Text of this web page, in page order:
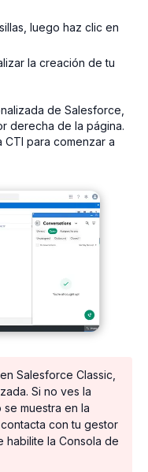
luego haz clic en
la creación de tu
de Salesforce,
derecha de la página.
CTI para comenzar a
Salesforce Classic,
Si no ves la
muestra en la
con tu gestor
habilite la Consola de